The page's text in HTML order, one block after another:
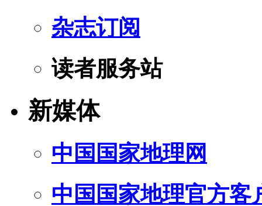
杂志订阅
读者服务站
新媒体
中国国家地理网
中国国家地理官方客